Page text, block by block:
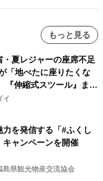
もっと見る
・夏レジャーの座席不足
「地べたに座りたくな
伸縮式スツール』まと
ーンを8/6開始
イ
力を発信する「#ふくし
キャンペーンを開催
島県観光物産交流協会